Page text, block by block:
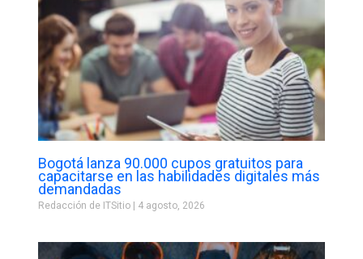
Bogotá lanza 90.000 cupos gratuitos para
capacitarse en las habilidades digitales más
demandadas
Redacción de ITSitio 4 agosto, 2026